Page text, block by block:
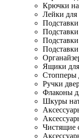
Крючки
Лейки для
Ящики
Стопперы
Ручки
Флаконы
Шкуры
Чистящие